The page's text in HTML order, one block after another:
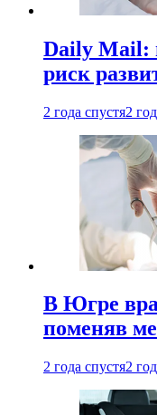
Daily Mail:
риск
2 года спустя2
В Югре
поменяв
2 года спустя2